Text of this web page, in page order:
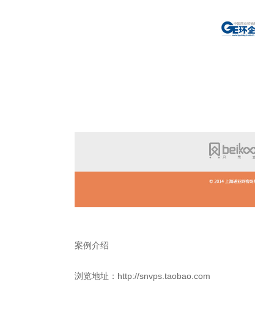
案例介绍
浏览地址：http://snvps.taobao.com